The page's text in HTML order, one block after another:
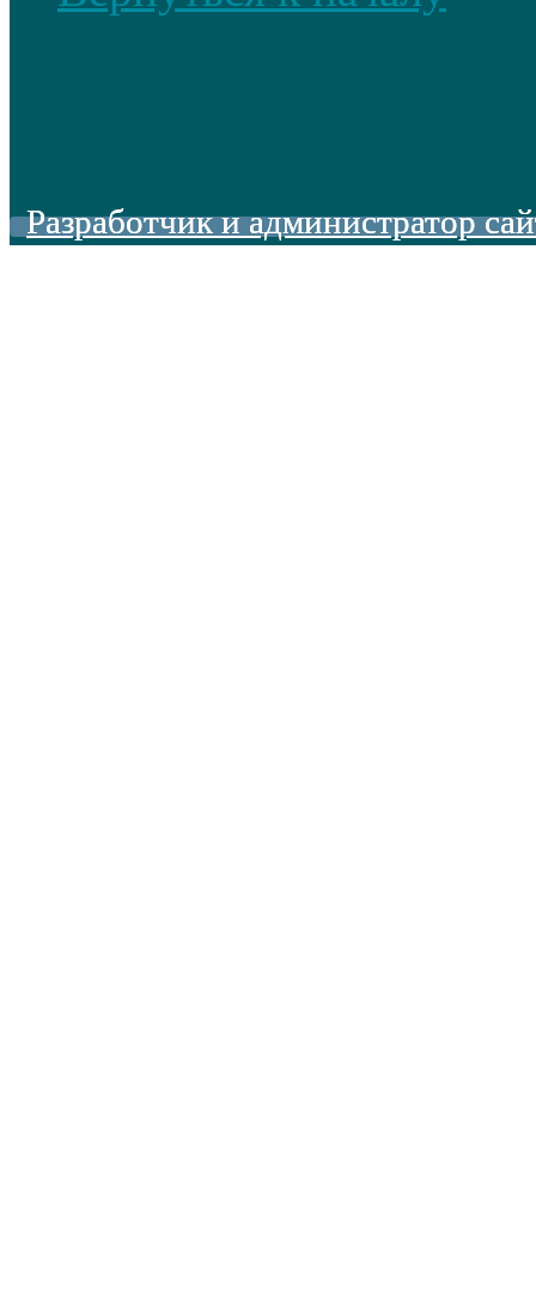
Разработчик и администратор